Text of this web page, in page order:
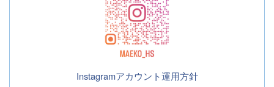
Instagramアカウント運用方針